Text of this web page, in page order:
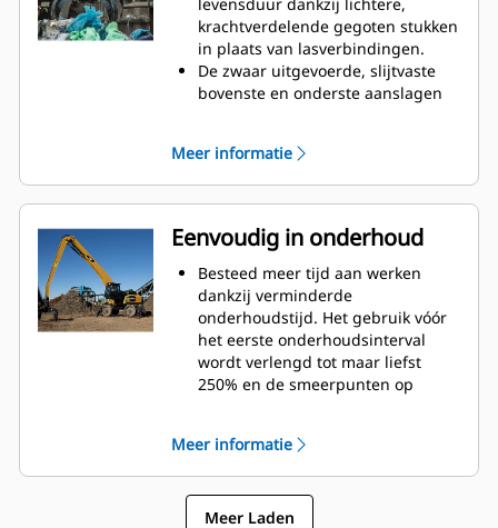
nog preciezere zwenkfunctie. De
compacte hoogte van GSH-
poliepgrijpers vergroot uw
mogelijkheden en is ideaal voor
levensduur dankzij lichtere,
krachtverdelende gegoten stukken
in plaats van lasverbindingen.
De zwaar uitgevoerde, slijtvaste
bovenste en onderste aanslagen
scharnierpunten en tandpunten
en dat cilinders te ver uitschuiven.
Kracht waarop u kunt vertrouwen.
De binnenste tanden en punten
zijn vervaardigd van hoogwaardig
staal en bestand tegen schuren en
metaal-op-metaal-slijtage.
Scharnierpunten zijn gegoten
waardoor er geen zwakke punten
zijn op het frame.
Slijtagebestendigheid is verhoogd
Meer informatie
Eenvoudig in onderhoud
Besteed meer tijd aan werken
dankzij verminderde
onderhoudstijd. Het gebruik vóór
het eerste onderhoudsinterval
wordt verlengd tot maar liefst
250% en de smeerpunten op
De integrale hydraulische
componenten zijn verplaatst en
zijn beschermd binnenin de tand,
waardoor er minder spanning
Meer informatie
Meer Laden